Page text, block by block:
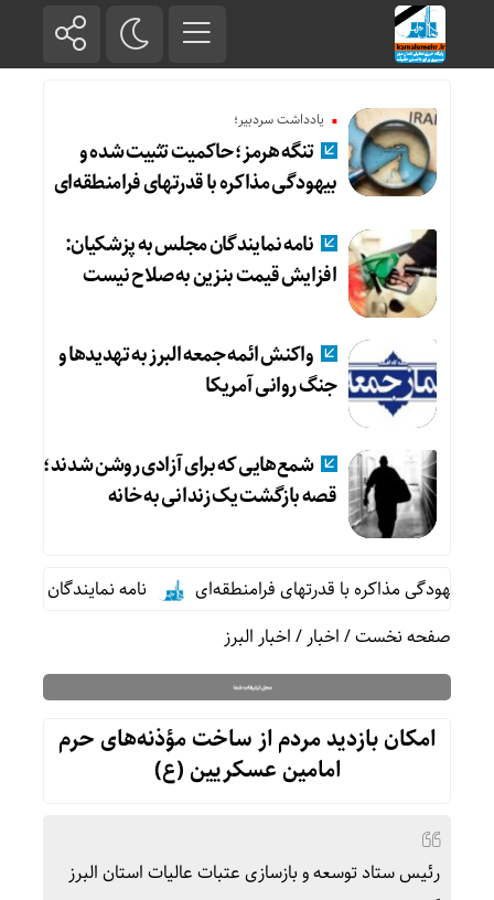
یادداشت سردبیر؛
تنگه هرمز؛ حاکمیت تثبیت شده و
بیهودگی مذاکره با قدرتهای فرامنطقه‌ای
نامه نمایندگان مجلس به پزشکیان:
افزایش قیمت بنزین به صلاح نیست
واکنش ائمه جمعه البرز به تهدیدها و
جنگ روانی آمریکا
شمع‌هایی که ‌برای آزادی روشن شدند؛
قصه بازگشت یک زندانی به خانه
مذاکره با قدرتهای فرامنطقه‌ای
نامه نمایندگان مجلس
صفحه نخست/اخبار/اخبار البرز
امکان بازدید مردم از ساخت مؤذنه‌های حرم
امامین عسکریین (ع)
رئیس ستاد توسعه و بازسازی عتبات عالیات استان البرز